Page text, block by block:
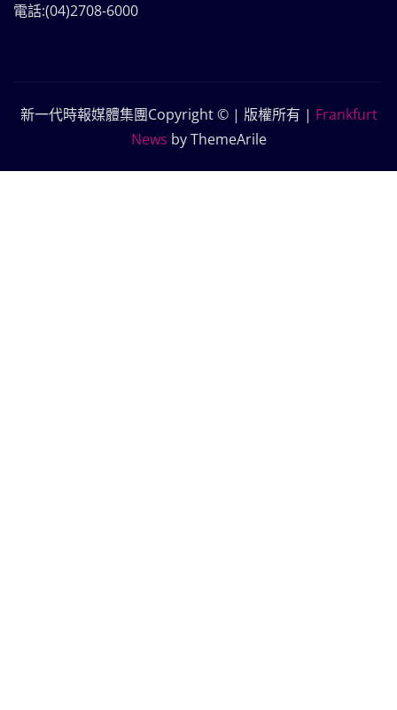
電話:(04)2708-6000
新一代時報媒體集團Copyright © | 版權所有 | Frankfurt
News by ThemeArile